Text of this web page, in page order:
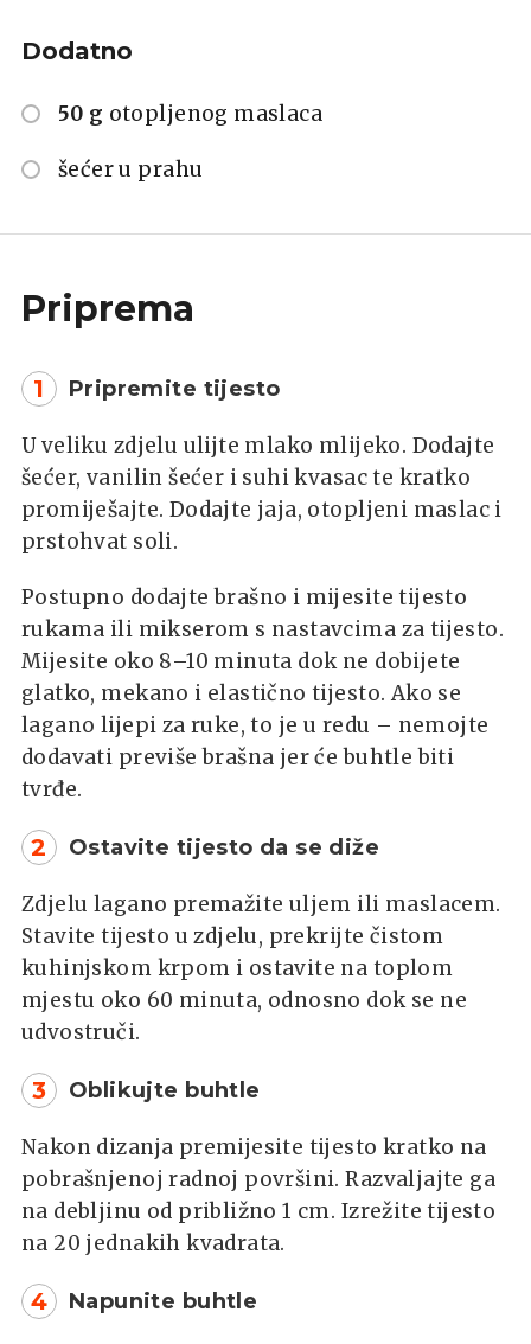
Dodatno
50 g otopljenog maslaca
šećer u prahu
Priprema
1 Pripremite tijesto
U veliku zdjelu ulijte mlako mlijeko. Dodajte
šećer, vanilin šećer i suhi kvasac te kratko
promiješajte. Dodajte jaja, otopljeni maslac i
prstohvat soli.
Postupno dodajte brašno i mijesite tijesto
rukama ili mikserom s nastavcima za tijesto.
Mijesite oko 8–10 minuta dok ne dobijete
glatko, mekano i elastično tijesto. Ako se
lagano lijepi za ruke, to je u redu – nemojte
dodavati previše brašna jer će buhtle biti
tvrđe.
2 Ostavite tijesto da se diže
Zdjelu lagano premažite uljem ili maslacem.
Stavite tijesto u zdjelu, prekrijte čistom
kuhinjskom krpom i ostavite na toplom
mjestu oko 60 minuta, odnosno dok se ne
udvostruči.
3 Oblikujte buhtle
Nakon dizanja premijesite tijesto kratko na
pobrašnjenoj radnoj površini. Razvaljajte ga
na debljinu od približno 1 cm. Izrežite tijesto
na 20 jednakih kvadrata.
4 Napunite buhtle